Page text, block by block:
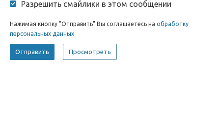
Разрешить смайлики в этом сообщении
Нажимая кнопку "Отправить" Вы соглашаетесь на обработку
персональных данных